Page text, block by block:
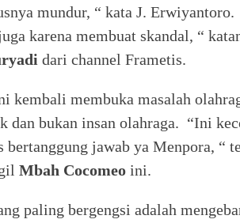
mundur, “ kata J.
karena membuat skandal, “
dari channel Frametis.
kembali membuka masalah
dan bukan insan olahraga. “Ini
bertanggung jawab ya Menpora, “
Mbah Cocomeo ini.
paling bergengsi adalah